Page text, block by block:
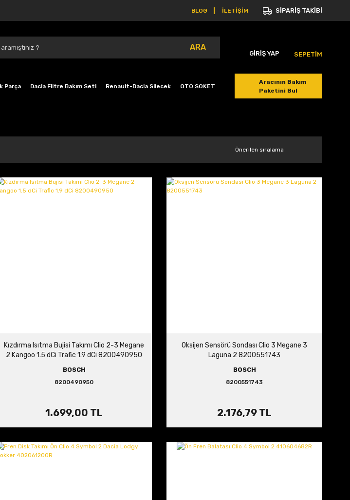
BLOG İLETİŞİM SİPARİŞ TAKİBİ
ARA
GİRİŞ YAP SEPETİM
Parça Dacia Filtre Bakım Seti Renault-Dacia Silecek OTO SOKET
Aracının Bakım
Paketini Bul
Kızdırma Isıtma Bujisi Takımı Clio 2-3 Megane
2 Kangoo 1.5 dCi Trafic 1.9 dCi 8200490950
BOSCH
8200490950
1.699,00 TL
Oksijen Sensörü Sondası Clio 3 Megane 3
Laguna 2 8200551743
BOSCH
8200551743
2.176,79 TL